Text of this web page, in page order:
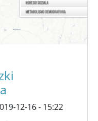
12-16 - 15:22